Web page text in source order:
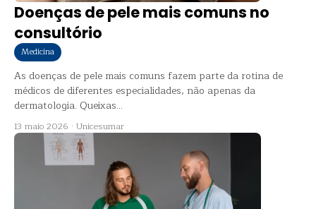
Doenças de pele mais comuns no
consultório
Medicina
As doenças de pele mais comuns fazem parte da rotina de
médicos de diferentes especialidades, não apenas da
dermatologia. Queixas...
13 maio 2026 · Unicesumar